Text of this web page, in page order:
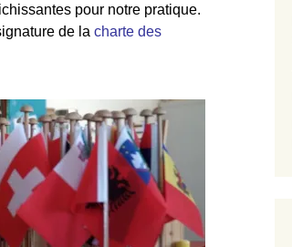
pour notre pratique.
de la charte des